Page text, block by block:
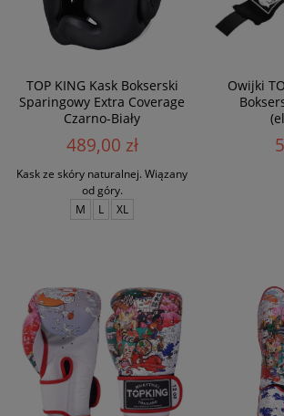
TOP KING Kask Bokserski
Sparingowy Extra Coverage
Czarno-Biały
489,00 zł
Kask ze skóry naturalnej. Wiązany
od góry.
M
L XL
Owijki